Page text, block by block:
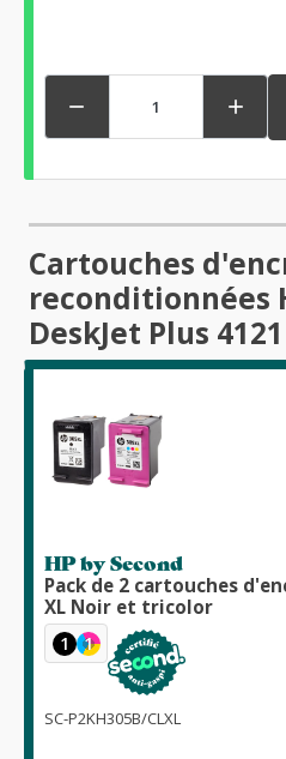
 
Cartouches
reconditionnées
DeskJet Plus 4121
HP by Second
Pack de 2 cartouches
XL Noir et tricolor
1 1
SC-P2KH305B/CLXL